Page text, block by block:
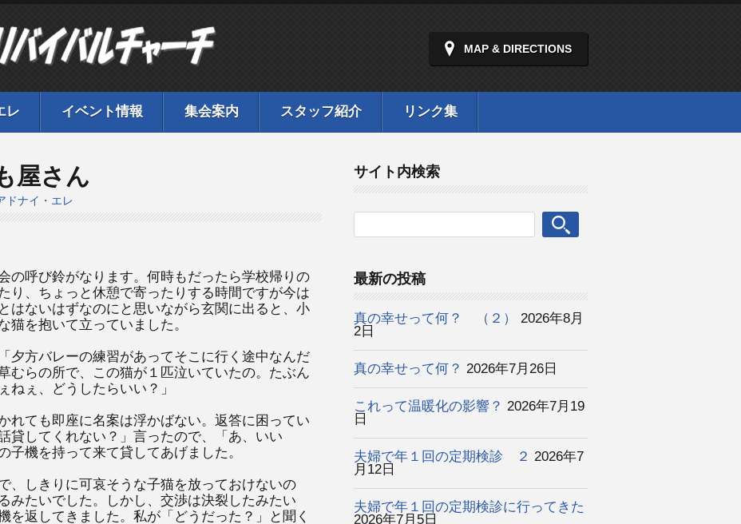
MAP & DIRECTIONS
レ イベント情報 集会案内 スタッフ紹介 リンク集
屋さん
ドナイ・エレ
の呼び鈴がなります。何時もだったら学校帰りの
り、ちょっと休憩で寄ったりする時間ですが今は
はないはずなのにと思いながら玄関に出ると、小
猫を抱いて立っていました。
夕方バレーの練習があってそこに行く途中なんだ
むらの所で、この猫が１匹泣いていたの。たぶん
ねぇ、どうしたらいい？」
れても即座に名案は浮かばない。返答に困ってい
貸してくれない？」言ったので、「あ、いい
子機を持って来て貸してあげました。
、しきりに可哀そうな子猫を放っておけないの
みたいでした。しかし、交渉は決裂したみたい
を返してきました。私が「どうだった？」と聞く
サイト内検索
最新の投稿
真の幸せって何？ （２）
2026年8月
2日
真の幸せって何？ 2026年7月26日
これって温暖化の影響？ 2026年7月19
日
夫婦で年１回の定期検診 ２ 2026年7
月12日
夫婦で年１回の定期検診に行ってきた
2026年7月5日